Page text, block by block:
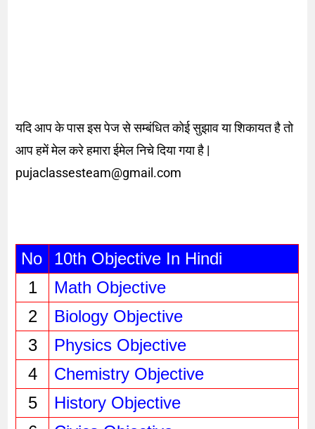
यदि आप के पास इस पेज से सम्बंधित कोई सुझाव या शिकायत है तो
आप हमें मेल करे हमारा ईमेल निचे दिया गया है |
pujaclassesteam@gmail.com
No
10th Objective In Hindi
1
Math Objective
2
Biology Objective
3
Physics Objective
4
Chemistry Objective
5
History Objective